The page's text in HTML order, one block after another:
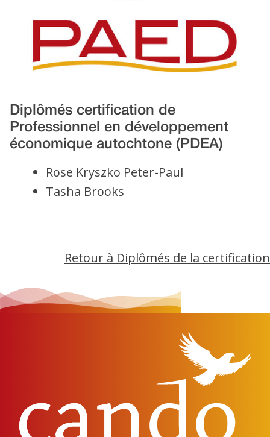
Diplômés certification de
Professionnel en développement
économique autochtone (PDEA)
Rose Kryszko Peter-Paul
Tasha Brooks
Retour à Diplômés de la certification